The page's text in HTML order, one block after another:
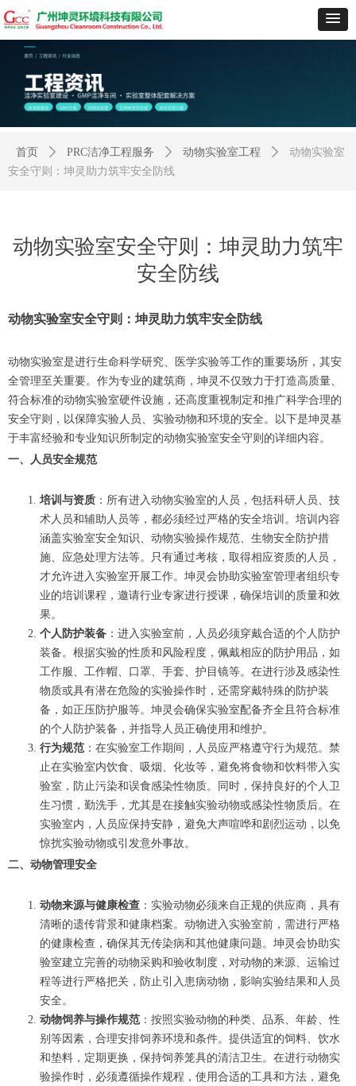
动物实验室安全守则：坤灵助力筑牢
安全防线
动物实验室安全守则：坤灵助力筑牢安全防线
动物实验室是进行生命科学研究、医学实验等工作的重要场所，其安
全管理至关重要。作为专业的建筑商，坤灵不仅致力于打造高质量、
符合标准的动物实验室硬件设施，还高度重视制定和推广科学合理的
安全守则，以保障实验人员、实验动物和环境的安全。以下是坤灵基
于丰富经验和专业知识所制定的动物实验室安全守则的详细内容。
一、人员安全规范
培训与资质 ：所有进入动物实验室的人员，包括科研人员、技
术人员和辅助人员等，都必须经过严格的安全培训。培训内容
涵盖实验室安全知识、动物实验操作规范、生物安全防护措
施、应急处理方法等。只有通过考核，取得相应资质的人员，
才允许进入实验室开展工作。坤灵会协助实验室管理者组织专
业的培训课程，邀请行业专家进行授课，确保培训的质量和效
果。
个人防护装备 ：进入实验室前，人员必须穿戴合适的个人防护
装备。根据实验的性质和风险程度，佩戴相应的防护用品，如
工作服、工作帽、口罩、手套、护目镜等。在进行涉及感染性
物质或具有潜在危险的实验操作时，还需穿戴特殊的防护装
备，如正压防护服等。坤灵会确保实验室配备齐全且符合标准
的个人防护装备，并指导人员正确使用和维护。
行为规范 ：在实验室工作期间，人员应严格遵守行为规范。禁
止在实验室内饮食、吸烟、化妆等，避免将食物和饮料带入实
验室，防止污染和误食感染性物质。同时，保持良好的个人卫
生习惯，勤洗手，尤其是在接触实验动物或感染性物质后。在
实验室内，人员应保持安静，避免大声喧哗和剧烈运动，以免
惊扰实验动物或引发意外事故。
二、动物管理安全
动物来源与健康检查 ：实验动物必须来自正规的供应商，具有
清晰的遗传背景和健康档案。动物进入实验室前，需进行严格
的健康检查，确保其无传染病和其他健康问题。坤灵会协助实
验室建立完善的动物采购和验收制度，对动物的来源、运输过
程等进行严格把关，防止引入患病动物，影响实验结果和人员
安全。
动物饲养与操作规范 ：按照实验动物的种类、品系、年龄、性
别等因素，合理安排饲养环境和条件。提供适宜的饲料、饮水
和垫料，定期更换，保持饲养笼具的清洁卫生。在进行动物实
验操作时，必须遵循操作规程，使用合适的工具和方法，避免
首页 ꄲ PRC洁净工程服务 ꄲ 动物实验室工程 ꄲ
动物实验室
安全守则：坤灵助力筑牢安全防线